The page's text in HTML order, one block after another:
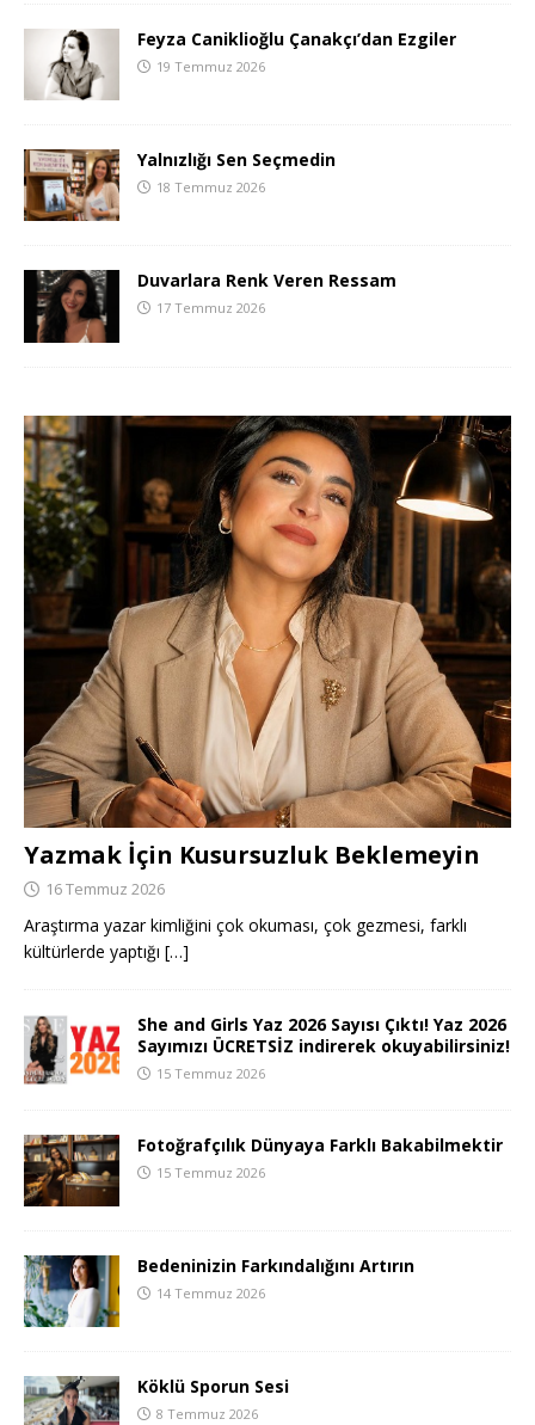
Feyza Caniklioğlu Çanakçı’dan Ezgiler
19 Temmuz 2026
Yalnızlığı Sen Seçmedin
18 Temmuz 2026
Duvarlara Renk Veren Ressam
17 Temmuz 2026
Yazmak İçin Kusursuzluk Beklemeyin
16 Temmuz 2026
Araştırma yazar kimliğini çok okuması, çok gezmesi, farklı
kültürlerde yaptığı […]
She and Girls Yaz 2026 Sayısı Çıktı! Yaz 2026
Sayımızı ÜCRETSİZ indirerek okuyabilirsiniz!
15 Temmuz 2026
Fotoğrafçılık Dünyaya Farklı Bakabilmektir
15 Temmuz 2026
Bedeninizin Farkındalığını Artırın
14 Temmuz 2026
Köklü Sporun Sesi
8 Temmuz 2026